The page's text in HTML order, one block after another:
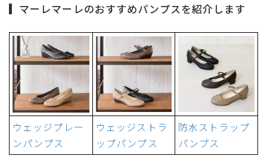
マーレマーレのおすすめパンプスを紹介します
ウェッジプレー
ンパンプス
ウェッジストラ
ップパンプス
防水ストラップ
パンプス